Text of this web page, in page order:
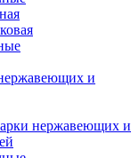
и
нержавеющих и